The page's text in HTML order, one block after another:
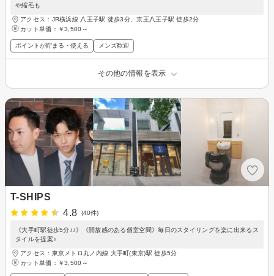
や縮毛も
アクセス：JR横浜線 八王子駅 徒歩3分、京王八王子駅 徒歩2分
カット単価： ￥3,500～
ポイントが貯まる・使える メンズ歓迎
その他の情報を表示
T-SHIPS
4.8
(40件)
《大手町駅徒歩5分♪♪》《開放感のある個室空間》毎日のスタイリングを楽に出来るス
タイルを提案♪
アクセス：東京メトロ丸ノ内線 大手町(東京)駅 徒歩5分
カット単価： ￥3,500～